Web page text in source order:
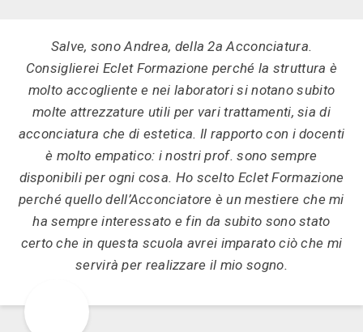
Salve, sono Andrea, della 2a Acconciatura.
Consiglierei Eclet Formazione perché la struttura è
molto accogliente e nei laboratori si notano subito
molte attrezzature utili per vari trattamenti, sia di
acconciatura che di estetica. Il rapporto con i docenti
è molto empatico: i nostri prof. sono sempre
disponibili per ogni cosa. Ho scelto Eclet Formazione
perché quello dell’Acconciatore è un mestiere che mi
ha sempre interessato e fin da subito sono stato
certo che in questa scuola avrei imparato ciò che mi
servirà per realizzare il mio sogno.